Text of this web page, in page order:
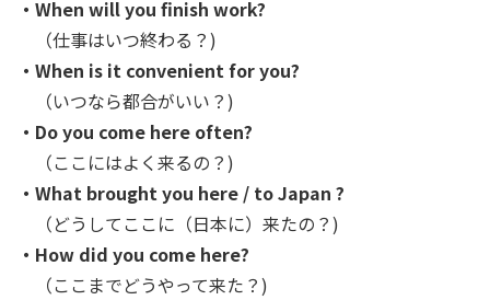
・When will you finish work?
（仕事はいつ終わる？)
・When is it convenient for you?
（いつなら都合がいい？)
・Do you come here often?
（ここにはよく来るの？)
・What brought you here / to Japan ?
（どうしてここに（日本に）来たの？)
・How did you come here?
（ここまでどうやって来た？)